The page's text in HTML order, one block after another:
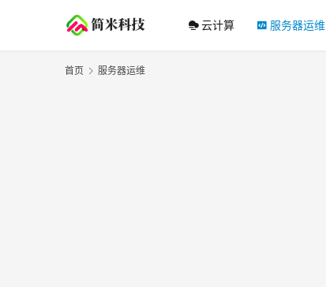
云计算 服务器运维
首页 服务器运维